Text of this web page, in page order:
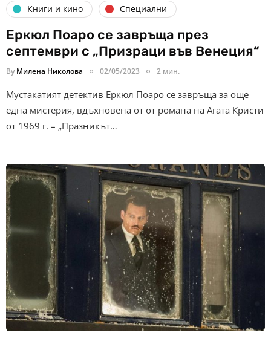
Книги и кино Специални
Еркюл Поаро се завръща през
септември с „Призраци във Венеция“
By Милена Николова 02/05/2023 2 мин.
Мустакатият детектив Еркюл Поаро се завръща за още
една мистерия, вдъхновена от от романа на Агата Кристи
от 1969 г. – „Празникът…